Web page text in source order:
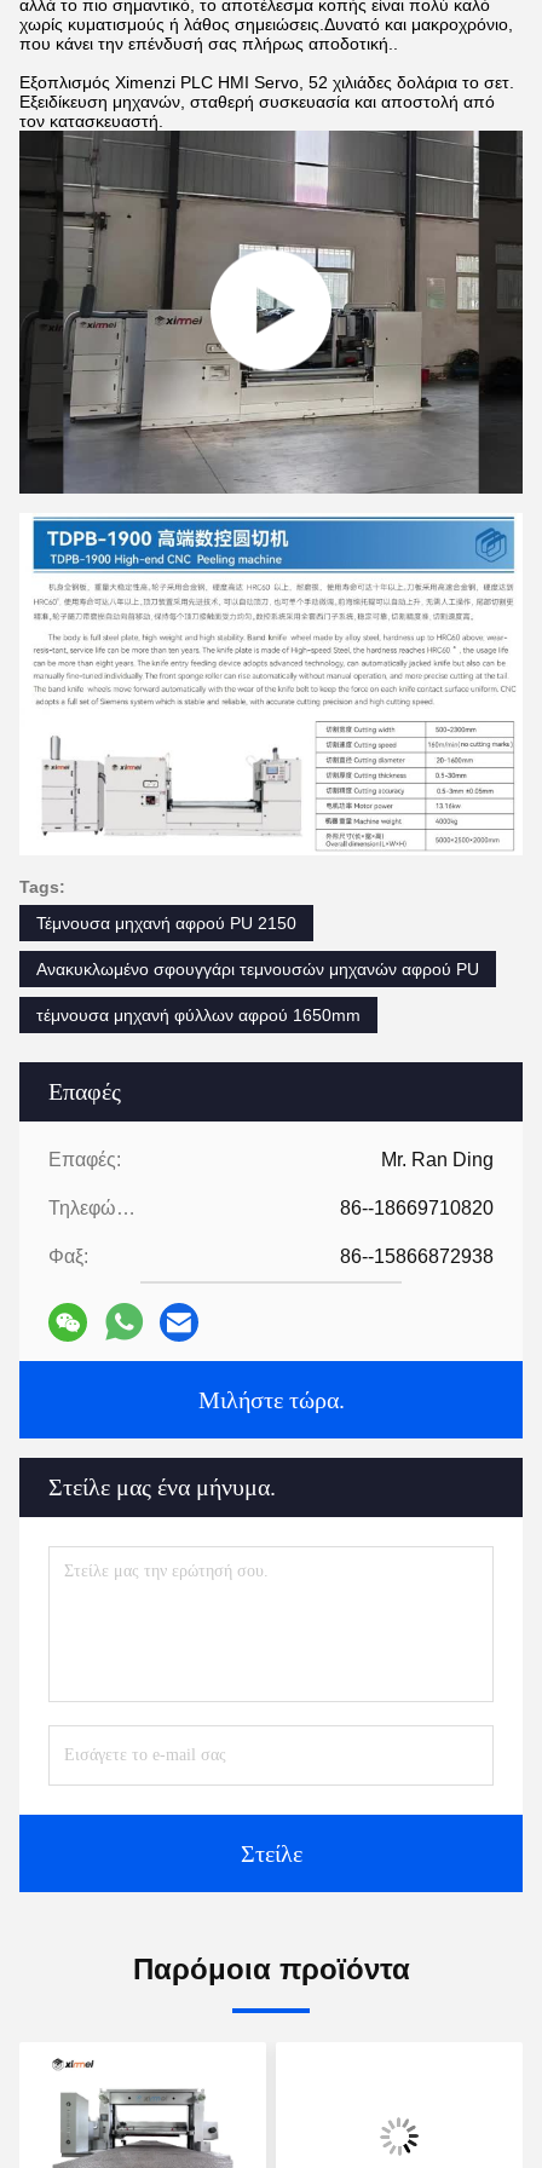
Επαφές
Επαφές: Mr. Ran Ding
Τηλεφώνημα: 86--18669710820
Φαξ: 86--15866872938
Μιλήστε τώρα.
Στείλε μας ένα μήνυμα.
Στείλε
αλλά το πιο σημαντικό, το αποτέλεσμα κοπής είναι πολύ καλό
χωρίς κυματισμούς ή λάθος σημειώσεις.Δυνατό και μακροχρόνιο,
που κάνει την επένδυσή σας πλήρως αποδοτική..
Εξοπλισμός Ximenzi PLC HMI Servo, 52 χιλιάδες δολάρια το σετ.
Εξειδίκευση μηχανών, σταθερή συσκευασία και αποστολή από
τον κατασκευαστή.
Tags:
Τέμνουσα μηχανή αφρού PU 2150
Ανακυκλωμένο σφουγγάρι τεμνουσών μηχανών αφρού PU
τέμνουσα μηχανή φύλλων αφρού 1650mm
Παρόμοια προϊόντα